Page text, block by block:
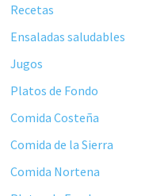
Recetas
Ensaladas saludables
Jugos
Platos de Fondo
Comida Costeña
Comida de la Sierra
Comida Nortena